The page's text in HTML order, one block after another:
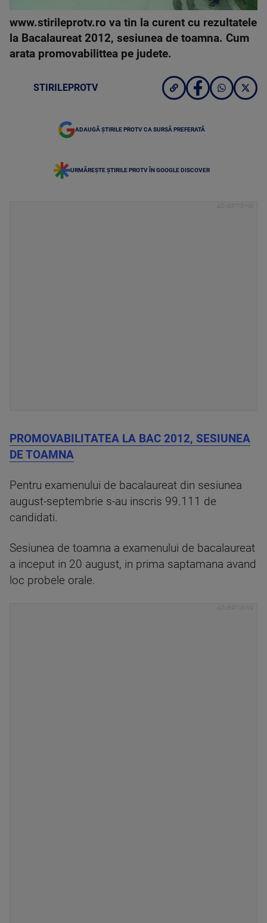
www.stirileprotv.ro va tin la curent cu rezultatele
la Bacalaureat 2012, sesiunea de toamna. Cum
arata promovabilittea pe judete.
STIRILEPROTV
ADAUGĂ ȘTIRILE PROTV CA SURSĂ PREFERATĂ
URMĂREȘTE ȘTIRILE PROTV ÎN GOOGLE DISCOVER
PROMOVABILITATEA LA BAC 2012, SESIUNEA
DE TOAMNA
Pentru examenului de bacalaureat din sesiunea
august-septembrie s-au inscris 99.111 de
candidati.
Sesiunea de toamna a examenului de bacalaureat
a inceput in 20 august, in prima saptamana avand
loc probele orale.